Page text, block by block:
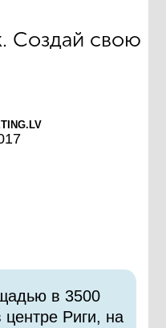
Создай свою
в 3500
центре Риги, на